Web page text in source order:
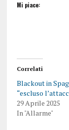
Mi piace:
Correlati
Blackout in
“escluso
29 Aprile 2025
In "Allarme"